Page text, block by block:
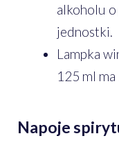
alkoholu
jednostki.
Lampka
125 ml
Napoje